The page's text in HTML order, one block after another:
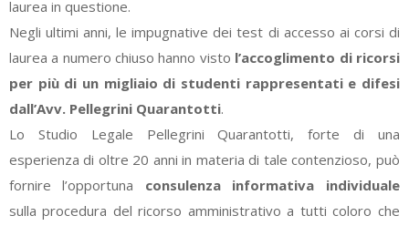
laurea in questione.
Negli ultimi anni, le impugnative dei test di accesso ai corsi di
laurea a numero chiuso hanno visto l’accoglimento di ricorsi
per più di un migliaio di studenti rappresentati e difesi
dall’Avv. Pellegrini Quarantotti.
Lo Studio Legale Pellegrini Quarantotti, forte di una
esperienza di oltre 20 anni in materia di tale contenzioso, può
fornire l’opportuna consulenza informativa individuale
sulla procedura del ricorso amministrativo a tutti coloro che